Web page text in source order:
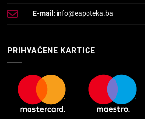
E-mail : info@eapoteka.ba
PRIHVAĆENE KARTICE